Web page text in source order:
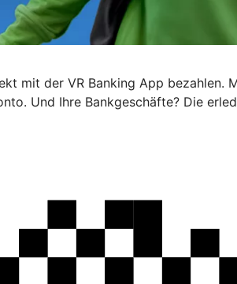
mit der VR Banking App bezahlen.
Und Ihre Bankgeschäfte? Die